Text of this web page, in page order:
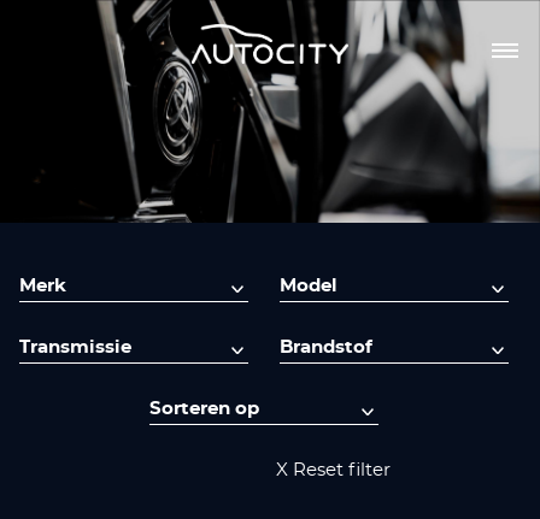
X Reset filter